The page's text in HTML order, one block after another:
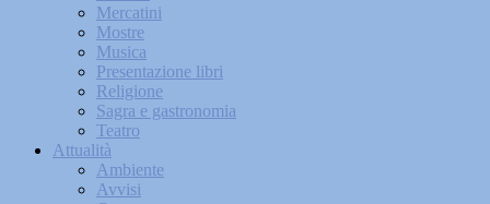
Mercatini
Mostre
Musica
Presentazione libri
Religione
Sagra e gastronomia
Teatro
Attualità
Ambiente
Avvisi